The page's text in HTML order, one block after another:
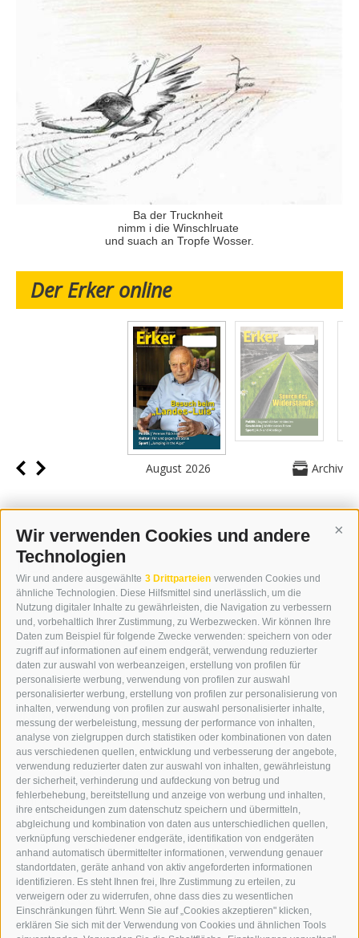
Wir verwenden Cookies und andere
Technologien
Wir und andere ausgewählte 3 Drittparteien verwenden Cookies und
ähnliche Technologien. Diese Hilfsmittel sind unerlässlich, um die
Nutzung digitaler Inhalte zu gewährleisten, die Navigation zu verbessern
und, vorbehaltlich Ihrer Zustimmung, zu Werbezwecken. Wir können Ihre
Daten zum Beispiel für folgende Zwecke verwenden: speichern von oder
zugriff auf informationen auf einem endgerät, verwendung reduzierter
daten zur auswahl von werbeanzeigen, erstellung von profilen für
personalisierte werbung, verwendung von profilen zur auswahl
personalisierter werbung, erstellung von profilen zur personalisierung von
inhalten, verwendung von profilen zur auswahl personalisierter inhalte,
messung der werbeleistung, messung der performance von inhalten,
analyse von zielgruppen durch statistiken oder kombinationen von daten
aus verschiedenen quellen, entwicklung und verbesserung der angebote,
verwendung reduzierter daten zur auswahl von inhalten, gewährleistung
der sicherheit, verhinderung und aufdeckung von betrug und
fehlerbehebung, bereitstellung und anzeige von werbung und inhalten,
ihre entscheidungen zum datenschutz speichern und übermitteln,
abgleichung und kombination von daten aus unterschiedlichen quellen,
verknüpfung verschiedener endgeräte, identifikation von endgeräten
anhand automatisch übermittelter informationen, verwendung genauer
standortdaten, geräte anhand von aktiv angeforderten informationen
identifizieren. Es steht Ihnen frei, Ihre Zustimmung zu erteilen, zu
verweigern oder zu widerrufen, ohne dass dies zu wesentlichen
Einschränkungen führt. Wenn Sie auf „Cookies akzeptieren" klicken,
erklären Sie sich mit der Verwendung von Cookies und ähnlichen Tools
Ba der Trucknheit
nimm i die Winschlruate
und suach an Tropfe Wosser.
Der Erker online
August 2026 Archiv
KONTAKT
WIPP-MEDIA GMBH
DER ERKER
NEUSTADT 20A
I-39049 STERZING
TEL.: +39 0472 766876
GRAFIK@DERERKER.IT
INFO@DERERKER.IT
BARBARA.FONTANA@DERERKER.IT
DER ERKER
WERBEN IM ERKER
ONLINE-WERBUNG
SEPA-DAUERAUFTRAG
REGELN LESERKOMMENTARE
ONLINE VOTING
SERVICE
VERANSTALTUNGSKALENDER